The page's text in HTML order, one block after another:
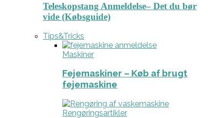
Teleskopstang Anmeldelse– Det du bør
vide (Købsguide)
Tips&Tricks
Maskiner
Fejemaskiner – Køb af brugt
fejemaskine
Rengøringsartikler